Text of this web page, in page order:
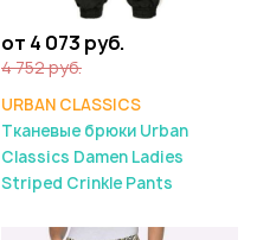
от 4 073 руб.
4 752 руб.
URBAN CLASSICS
Тканевые брюки Urban
Classics Damen Ladies
Striped Crinkle Pants